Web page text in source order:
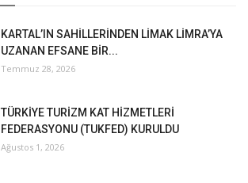
KARTAL’IN SAHİLLERİNDEN LİMAK LİMRA’YA
UZANAN EFSANE BİR...
Temmuz 28, 2026
TÜRKİYE TURİZM KAT HİZMETLERİ
FEDERASYONU (TUKFED) KURULDU
Ağustos 1, 2026